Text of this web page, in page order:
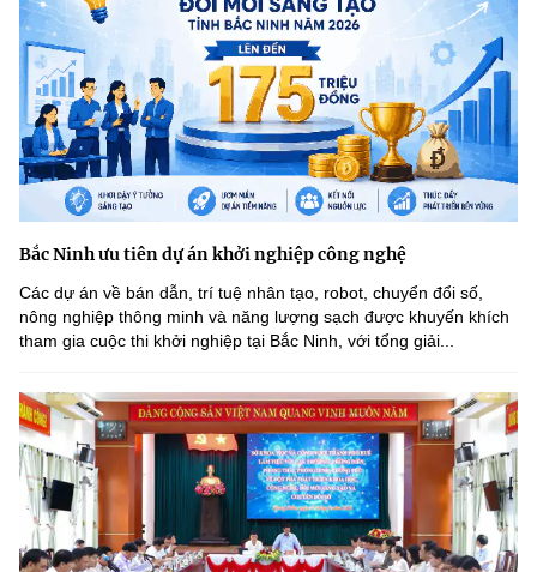
Bắc Ninh ưu tiên dự án khởi nghiệp công nghệ
Các dự án về bán dẫn, trí tuệ nhân tạo, robot, chuyển đổi số,
nông nghiệp thông minh và năng lượng sạch được khuyến khích
tham gia cuộc thi khởi nghiệp tại Bắc Ninh, với tổng giải...